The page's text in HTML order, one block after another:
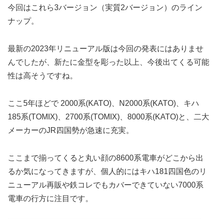
今回はこれら3バージョン（実質2バージョン）のライン
ナップ。
最新の2023年リニューアル版は今回の発表にはありませ
んでしたが、新たに金型を彫った以上、今後出てくる可能
性は高そうですね。
ここ5年ほどで 2000系(KATO)、N2000系(KATO)、キハ
185系(TOMIX)、2700系(TOMIX)、8000系(KATO)と、二大
メーカーのJR四国勢が急速に充実。
ここまで揃ってくると丸い顔の8600系電車がどこから出
るか気になってきますが、個人的にはキハ181四国色のリ
ニューアル再販や鉄コレでもカバーできていない7000系
電車の行方に注目です。